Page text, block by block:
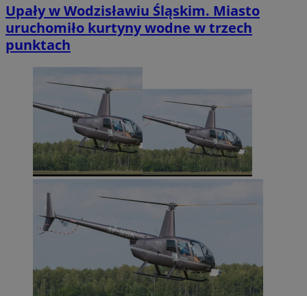
Upały w Wodzisławiu Śląskim. Miasto
uruchomiło kurtyny wodne w trzech
punktach